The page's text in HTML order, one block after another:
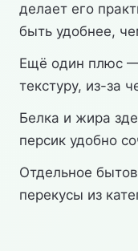
делает его
быть удобнее,
Ещё один плюс —
текстуру, из-за
Белка и жира
персик удобно
Отдельное
перекусы из